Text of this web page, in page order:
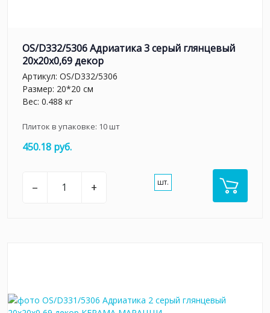
OS/D332/5306 Адриатика 3 серый глянцевый
20x20x0,69 декор
Артикул: OS/D332/5306
Размер: 20*20 см
Вес: 0.488 кг
Плиток в упаковке: 10шт
450.18 руб.
– + шт.